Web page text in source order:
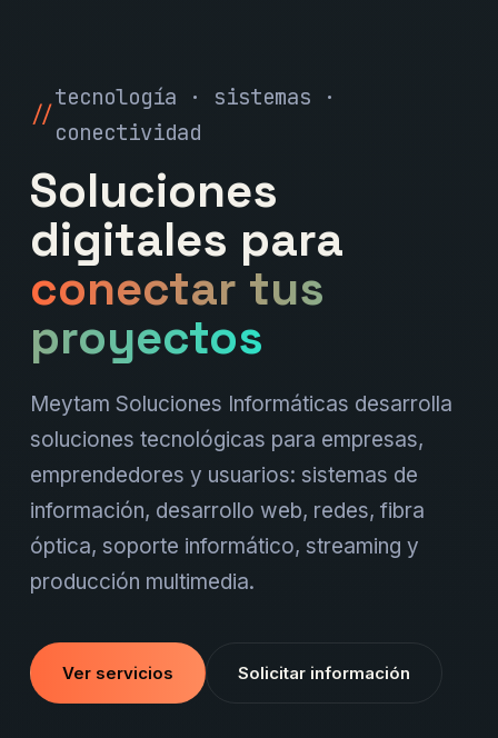
tecnología · sistemas ·
conectividad
Soluciones
digitales para
conectar tus
proyectos
Meytam Soluciones Informáticas desarrolla
soluciones tecnológicas para empresas,
emprendedores y usuarios: sistemas de
información, desarrollo web, redes, fibra
óptica, soporte informático, streaming y
producción multimedia.
Ver servicios Solicitar información